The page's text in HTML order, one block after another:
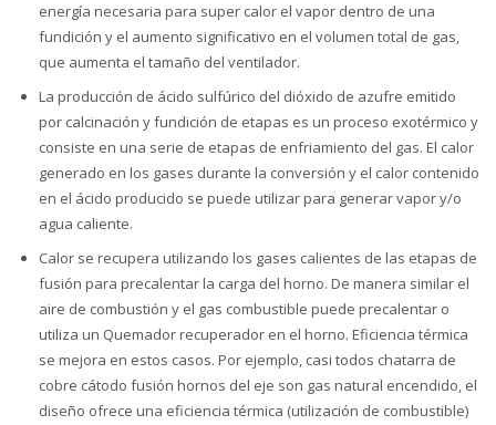
energía necesaria para super calor el vapor dentro de una
fundición y el aumento significativo en el volumen total de gas,
que aumenta el tamaño del ventilador.
La producción de ácido sulfúrico del dióxido de azufre emitido
por calcinación y fundición de etapas es un proceso exotérmico y
consiste en una serie de etapas de enfriamiento del gas. El calor
generado en los gases durante la conversión y el calor contenido
en el ácido producido se puede utilizar para generar vapor y/o
agua caliente.
Calor se recupera utilizando los gases calientes de las etapas de
fusión para precalentar la carga del horno. De manera similar el
aire de combustión y el gas combustible puede precalentar o
utiliza un Quemador recuperador en el horno. Eficiencia térmica
se mejora en estos casos. Por ejemplo, casi todos chatarra de
cobre cátodo fusión hornos del eje son gas natural encendido, el
diseño ofrece una eficiencia térmica (utilización de combustible)